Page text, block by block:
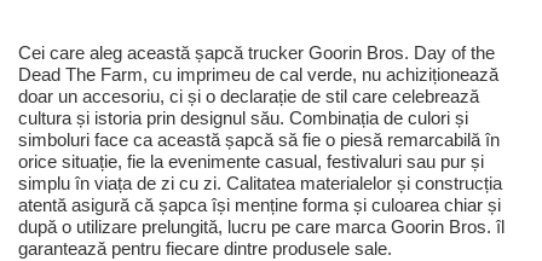
Cei care aleg această șapcă trucker Goorin Bros. Day of the
Dead The Farm, cu imprimeu de cal verde, nu achiziționează
doar un accesoriu, ci și o declarație de stil care celebrează
cultura și istoria prin designul său. Combinația de culori și
simboluri face ca această șapcă să fie o piesă remarcabilă în
orice situație, fie la evenimente casual, festivaluri sau pur și
simplu în viața de zi cu zi. Calitatea materialelor și construcția
atentă asigură că șapca își menține forma și culoarea chiar și
după o utilizare prelungită, lucru pe care marca Goorin Bros. îl
garantează pentru fiecare dintre produsele sale.